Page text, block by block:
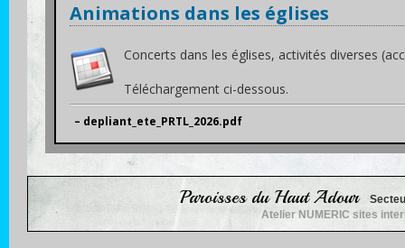
Animations dans les églises
Concerts dans les églises, activités diverses
Téléchargement ci-dessous.
– depliant_ete_PRTL_2026.pdf
Paroisses du Haut Adour
Atelier NUMERIC sites